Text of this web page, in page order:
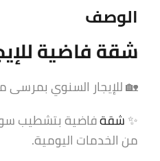
الوصف
شقةفاضية
🏡 للإيجار السنوي بمرسى
✨شقةفاضية بتشطيب
من الخدمات اليومية.